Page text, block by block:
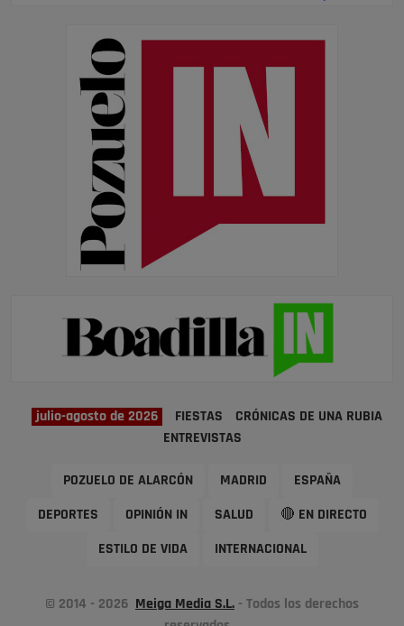
julio-agosto de 2026 FIESTAS
CRÓNICAS DE UNA RUBIA
ENTREVISTAS
POZUELO DE ALARCÓN MADRID ESPAÑA
DEPORTES OPINIÓN IN SALUD 🔴 EN DIRECTO
ESTILO DE VIDA INTERNACIONAL
© 2014 - 2026 Meiga Media S.L. - Todos los derechos